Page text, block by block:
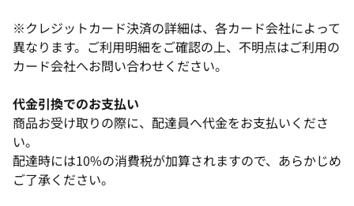
※クレジットカード決済の詳細は、各カード会社によって
異なります。ご利用明細をご確認の上、不明点はご利用の
カード会社へお問い合わせください。
代金引換でのお支払い
商品お受け取りの際に、配達員へ代金をお支払いくださ
い。
配達時には10%の消費税が加算されますので、あらかじめ
ご了承ください。